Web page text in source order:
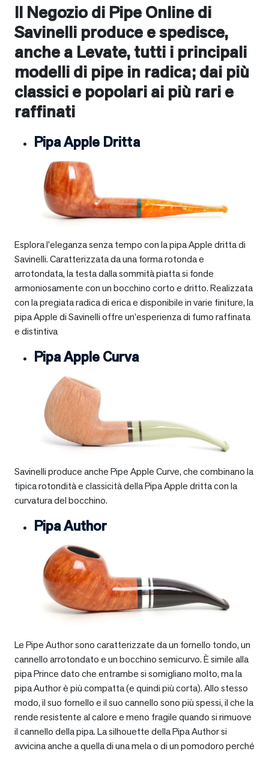
Il Negozio di Pipe Online di
Savinelli produce e spedisce,
anche a Levate, tutti i principali
modelli di pipe in radica; dai più
classici e popolari ai più rari e
raffinati
Pipa Apple Dritta
Esplora l’eleganza senza tempo con la pipa Apple dritta di
Savinelli. Caratterizzata da una forma rotonda e
arrotondata, la testa dalla sommità piatta si fonde
armoniosamente con un bocchino corto e dritto. Realizzata
con la pregiata radica di erica e disponibile in varie finiture, la
pipa Apple di Savinelli offre un’esperienza di fumo raffinata
e distintiva
Pipa Apple Curva
Savinelli produce anche Pipe Apple Curve, che combinano la
tipica rotondità e classicità della Pipa Apple dritta con la
curvatura del bocchino.
Pipa Author
Le Pipe Author sono caratterizzate da un fornello tondo, un
cannello arrotondato e un bocchino semicurvo. È simile alla
pipa Prince dato che entrambe si somigliano molto, ma la
pipa Author è più compatta (e quindi più corta). Allo stesso
modo, il suo fornello e il suo cannello sono più spessi, il che la
rende resistente al calore e meno fragile quando si rimuove
il cannello della pipa. La silhouette della Pipa Author si
avvicina anche a quella di una mela o di un pomodoro perché